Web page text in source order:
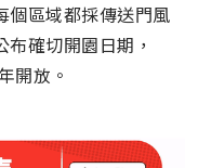
個區域都採傳送門風
確切開園日期，
開放。